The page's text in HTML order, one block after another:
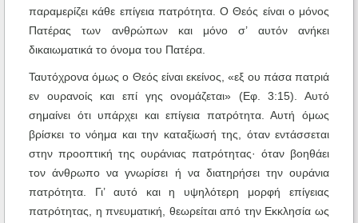
παραμερίζει κάθε επίγεια πατρότητα. Ο Θεός είναι ο μόνος
Πατέρας των ανθρώπων και μόνο σ’ αυτόν ανήκει
δικαιωματικά το όνομα του Πατέρα.
Ταυτόχρονα όμως ο Θεός είναι εκείνος, «εξ ου πάσα πατριά
εν ουρανοίς και επί γης ονομάζεται» (Εφ. 3:15). Αυτό
σημαίνει ότι υπάρχει και επίγεια πατρότητα. Αυτή όμως
βρίσκει το νόημα και την καταξίωσή της, όταν εντάσσεται
στην προοπτική της ουράνιας πατρότητας· όταν βοηθάει
τον άνθρωπο να γνωρίσει ή να διατηρήσει την ουράνια
πατρότητα. Γι’ αυτό και η υψηλότερη μορφή επίγειας
πατρότητας, η πνευματική, θεωρείται από την Εκκλησία ως